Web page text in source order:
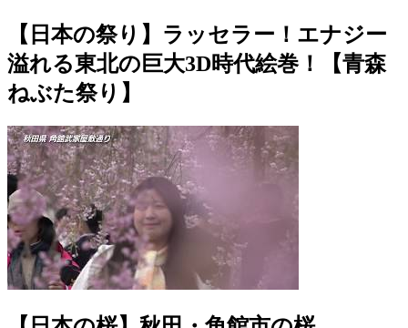
【日本の祭り】ラッセラー！エナジー
溢れる東北の巨大3D時代絵巻！【青森
ねぶた祭り】